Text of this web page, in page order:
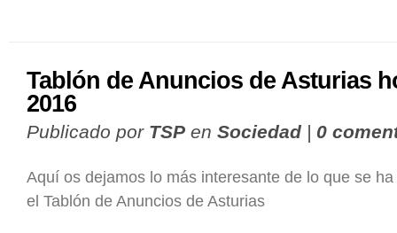
Tablón de Anuncios de Asturias
2016
Publicado por TSP en Sociedad | 0
Aquí os dejamos lo más interesante de lo que se
el Tablón de Anuncios de Asturias